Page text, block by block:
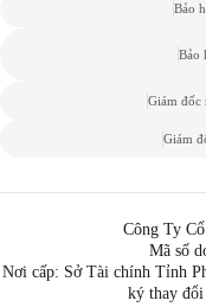
Bảo
Bảo
Giám đốc
Giám
Công Ty
Mã số
Nơi cấp: Sở Tài chính Tỉnh
ký thay đổi